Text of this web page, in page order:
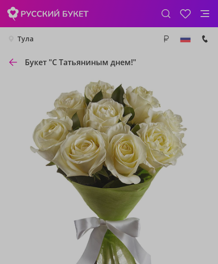
Тула
Букет "С Татьяниным днем!"